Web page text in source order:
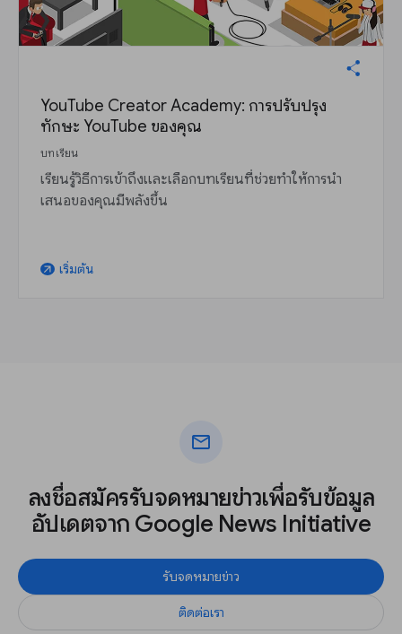
YouTube Creator Academy: การปรับปรุง
ทักษะ YouTube ของคุณ
บทเรียน
เรียนรู้วิธีการเข้าถึงและเลือกบทเรียนที่ช่วยทำให้การนำ
เสนอของคุณมีพลังขึ้น
arrow_outward เริ่มต้น
mail
ลงชื่อสมัครรับจดหมายข่าวเพื่อรับข้อมูล
อัปเดตจาก Google News Initiative
รับจดหมายข่าว
ติดต่อเรา